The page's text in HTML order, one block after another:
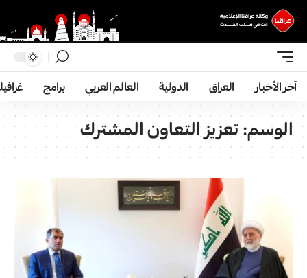
آخر الأخبار العراق الدولية العالم العربي برامج
الوسم:تعزيز التعاون المشترك